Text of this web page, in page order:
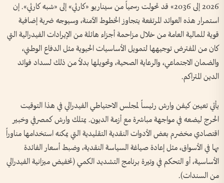
2026 إلى 2036» قد تحولت رسمياً من سيناريو «كارثي» إلى «شبه كارثي». إن
استمرار هذه العوائد المرتفعة يتجاوز الخطوط الآمنة، وسيوجه ضربة إضافية
قوية للمالية العامة من خلال مزاحمة أجزاء هائلة من الإيرادات الفيدرالية التي
كان من المفترض توجيهها لتمويل الأساسيات الحيوية مثل الدفاع الوطني،
والضمان الاجتماعي، والرعاية الصحية، وتحويلها بدلاً من ذلك لسداد فوائد
الدين المتراكم.
يأتي تعيين كيفن وارش رئيساً لمجلس الاحتياطي الفيدرالي في هذا التوقيت
الحرج ليضعه في مواجهة مباشرة مع أزمة الديون. يمتلك وارش كمصرفي وخبير
اقتصادي مخضرم بعض الأدوات النقدية التقليدية التي يمكنه استخدامها مناوراً
بها في الأسواق، مثل إعادة صياغة السياسة النقدية، وضبط أسعار الفائدة
الأساسية، أو التحكم في وتيرة برنامج التشديد الكمي (تخفيض ميزانية الفيدرالي
من السندات).